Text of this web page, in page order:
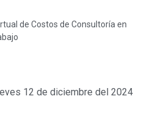
de Costos de Consultoría en
12 de diciembre del 2024